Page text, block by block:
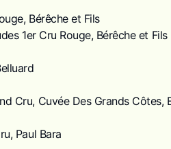
Bérêche et Fils
1er Cru Rouge, Bérêche et Fils
Cru, Cuvée Des Grands Côtes,
Paul Bara